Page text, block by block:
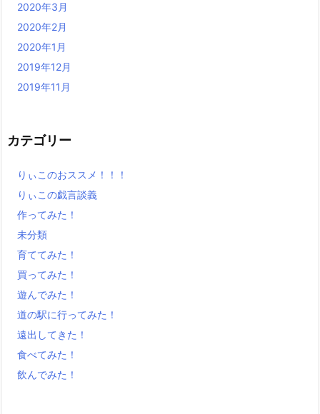
2020年3月
2020年2月
2020年1月
2019年12月
2019年11月
カテゴリー
りぃこのおススメ！！！
りぃこの戯言談義
作ってみた！
未分類
育ててみた！
買ってみた！
遊んでみた！
道の駅に行ってみた！
遠出してきた！
食べてみた！
飲んでみた！